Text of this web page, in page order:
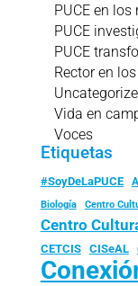
PUCE en los
PUCE
PUCE
Rector en
Vida en
Voces
Etiquetas
#SoyDeLaPUCE
Biología
Centro
Centro
CETCIS CISeAL